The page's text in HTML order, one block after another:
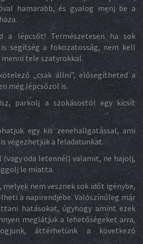
hamarabb, és gyalog menj be a
a lépcsőt! Természetesen ha sok
segítség a fokozatosság, nem kell
tele szatyrokkal.
„csak állni”, elősegítheted a
még lépcsőzöl is.
parkolj a szokásostól egy kicsit
egy kis zenehallgatással, ami
végezhetjük a feladatunkat.
oda letennél) valamit, ne hajolj,
le miatta.
melyek nem vesznek sok időt igénybe,
a napirendjébe. Valószínűleg már
hatásokat, úgyhogy amint ezek
meglátjuk a lehetőségeket arra,
áttérhetünk a következő